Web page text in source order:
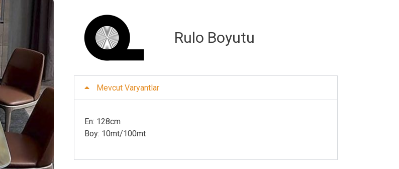
Rulo Boyutu
Mevcut Varyantlar
En: 128cm
Boy: 10mt/100mt